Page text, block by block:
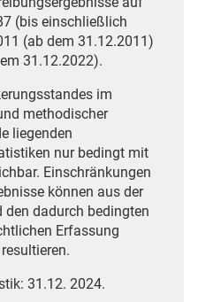
(bis einschließlich
(ab dem 31.12.2011)
31.12.2022).
im
methodischer
liegenden
nur bedingt mit
Einschränkungen
können aus der
dadurch bedingten
Erfassung
31.12. 2024.